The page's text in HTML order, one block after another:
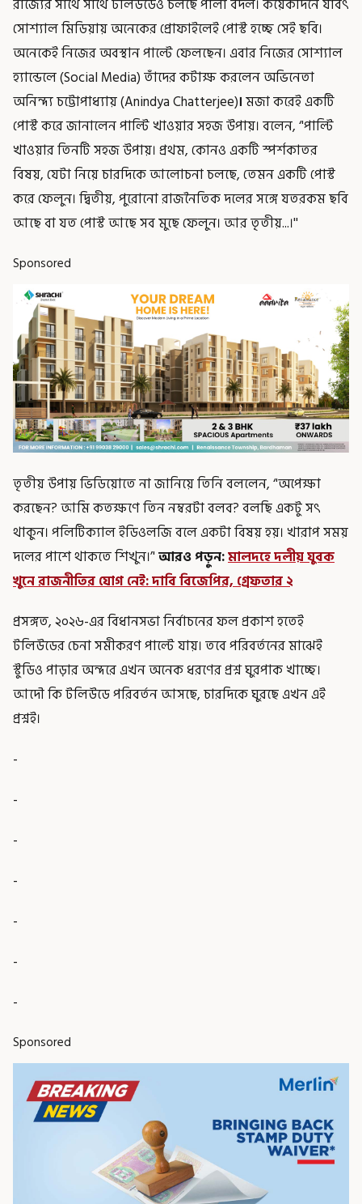
রাজ্যের সাথে সাথে টলিউডেও চলছে পালা বদল। কয়েকদিনে যাবৎ
সোশ্যাল মিডিয়ায় অনেকের প্রোফাইলেই পোস্ট হচ্ছে সেই ছবি।
অনেকেই নিজের অবস্থান পাল্টে ফেলছেন। এবার নিজের সোশ্যাল
হ্যান্ডেলে (Social Media) তাঁদের কটাক্ষ করলেন অভিনেতা
অনিন্দ্য চট্টোপাধ্যায় (Anindya Chatterjee)।মজা করেই একটি
পোস্ট করে জানালেন পাল্টি খাওয়ার সহজ উপায়। বলেন, ‘'পাল্টি
খাওয়ার তিনটি সহজ উপায়। প্রথম, কোনও একটি স্পর্শকাতর
বিষয়, যেটা নিয়ে চারদিকে আলোচনা চলছে, তেমন একটি পোস্ট
করে ফেলুন। দ্বিতীয়, পুরোনো রাজনৈতিক দলের সঙ্গে যতরকম ছবি
আছে বা যত পোস্ট আছে সব মুছে ফেলুন। আর তৃতীয়...।''
Sponsored
তৃতীয় উপায় ভিডিয়োতে না জানিয়ে তিনি বললেন, ‘'অপেক্ষা
করছেন? আমি কতক্ষণে তিন নম্বরটা বলব? বলছি একটু সৎ
থাকুন। পলিটিক্যাল ইডিওলজি বলে একটা বিষয় হয়। খারাপ সময়
দলের পাশে থাকতে শিখুন।’'আরও পড়ুন:মালদহে দলীয় যুবক
খুনে রাজনীতির যোগ নেই: দাবি বিজেপির, গ্রেফতার ২
প্রসঙ্গত, ২০২৬-এর বিধানসভা নির্বাচনের ফল প্রকাশ হতেই
টলিউডের চেনা সমীকরণ পাল্টে যায়। তবে পরিবর্তনের মাঝেই
স্টুডিও পাড়ার অন্দরে এখন অনেক ধরণের প্রশ্ন ঘুরপাক খাচ্ছে।
আদৌ কি টলিউডে পরিবর্তন আসছে, চারদিকে ঘুরছে এখন এই
প্রশ্নই।
-
-
-
-
-
-
-
Sponsored